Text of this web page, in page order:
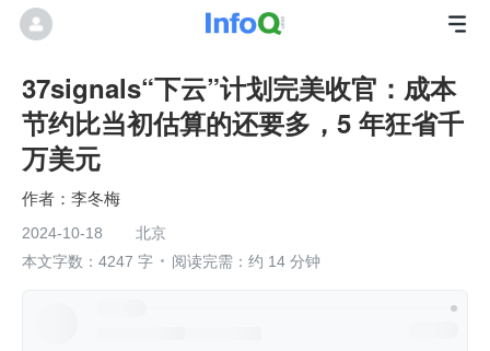
37signals“下云”计划完美收官：成本
节约比当初估算的还要多，5 年狂省千
万美元
李冬梅
2024-10-18
北京
本文字数：4247 字
阅读完需：约 14 分钟